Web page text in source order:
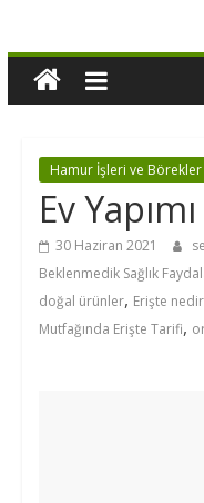
Hamur İşleri ve Börekler
Ev
30 Haziran 2021
Beklenmedik Sağlık
doğal ürünler, Erişte
Mutfağında Erişte Tarifi,